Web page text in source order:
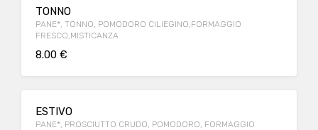
TONNO
PANE*, TONNO, POMODORO CILIEGINO,FORMAGGIO
FRESCO,MISTICANZA
8.00 €
ESTIVO
PANE*, PROSCIUTTO CRUDO, POMODORO, FORMAGGIO